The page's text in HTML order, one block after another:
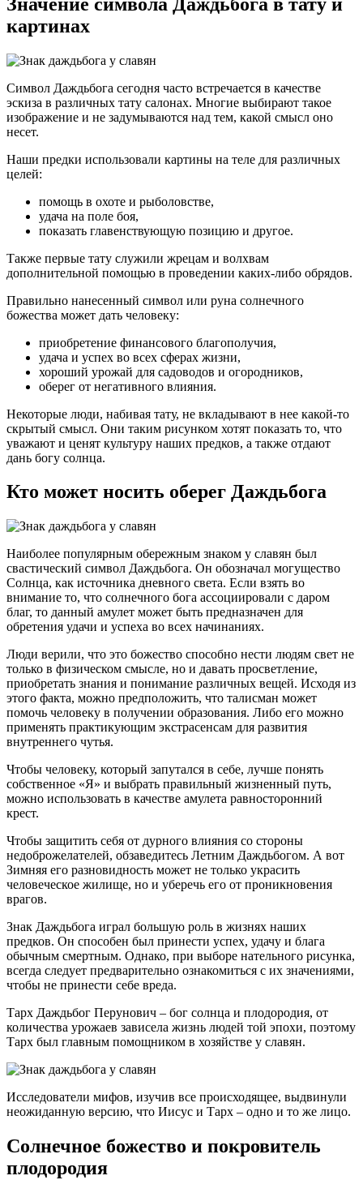
картинах
Символ Даждьбога сегодня часто встречается в качестве
эскиза в различных тату салонах. Многие выбирают такое
изображение и не задумываются над тем, какой смысл оно
несет.
Наши предки использовали картины на теле для различных
целей:
помощь в охоте и рыболовстве,
удача на поле боя,
показать главенствующую позицию и другое.
Также первые тату служили жрецам и волхвам
дополнительной помощью в проведении каких-либо обрядов.
Правильно нанесенный символ или руна солнечного
божества может дать человеку:
приобретение финансового благополучия,
удача и успех во всех сферах жизни,
хороший урожай для садоводов и огородников,
оберег от негативного влияния.
Некоторые люди, набивая тату, не вкладывают в нее какой-то
скрытый смысл. Они таким рисунком хотят показать то, что
уважают и ценят культуру наших предков, а также отдают
дань богу солнца.
Кто может носить оберег Даждьбога
Наиболее популярным обережным знаком у славян был
свастический символ Даждьбога. Он обозначал могущество
Солнца, как источника дневного света. Если взять во
внимание то, что солнечного бога ассоциировали с даром
благ, то данный амулет может быть предназначен для
обретения удачи и успеха во всех начинаниях.
Люди верили, что это божество способно нести людям свет не
только в физическом смысле, но и давать просветление,
приобретать знания и понимание различных вещей. Исходя из
этого факта, можно предположить, что талисман может
помочь человеку в получении образования. Либо его можно
применять практикующим экстрасенсам для развития
внутреннего чутья.
Чтобы человеку, который запутался в себе, лучше понять
собственное «Я» и выбрать правильный жизненный путь,
можно использовать в качестве амулета равносторонний
крест.
Чтобы защитить себя от дурного влияния со стороны
недоброжелателей, обзаведитесь Летним Даждьбогом. А вот
Зимняя его разновидность может не только украсить
человеческое жилище, но и уберечь его от проникновения
врагов.
Знак Даждьбога играл большую роль в жизнях наших
предков. Он способен был принести успех, удачу и блага
обычным смертным. Однако, при выборе нательного рисунка,
всегда следует предварительно ознакомиться с их значениями,
чтобы не принести себе вреда.
Тарх Даждьбог Перунович – бог солнца и плодородия, от
количества урожаев зависела жизнь людей той эпохи, поэтому
Тарх был главным помощником в хозяйстве у славян.
Исследователи мифов, изучив все происходящее, выдвинули
неожиданную версию, что Иисус и Тарх – одно и то же лицо.
Солнечное божество и покровитель
плодородия